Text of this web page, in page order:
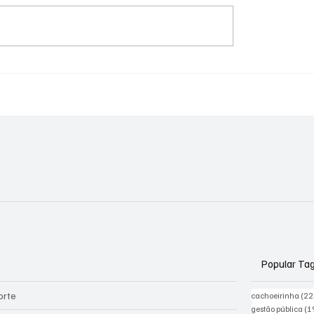
Popular
cachoeirinha
gestão pública